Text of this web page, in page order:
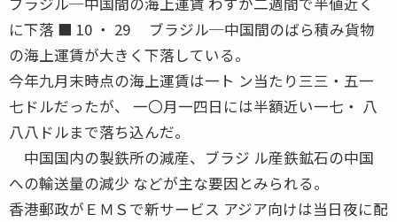
に下落 ■ 10 ・ 29 ブラジル─中国間のばら積み貨物
の海上運賃が大きく下落している。
今年九月末時点の海上運賃は一ト ン当たり三三・五一
七ドルだったが、 一〇月一四日には半額近い一七・ 八
八八ドルまで落ち込んだ。
中国国内の製鉄所の減産、ブラジ ル産鉄鉱石の中国
への輸送量の減少 などが主な要因とみられる。
香港郵政がＥＭＳで新サービス アジア向けは当日夜に配